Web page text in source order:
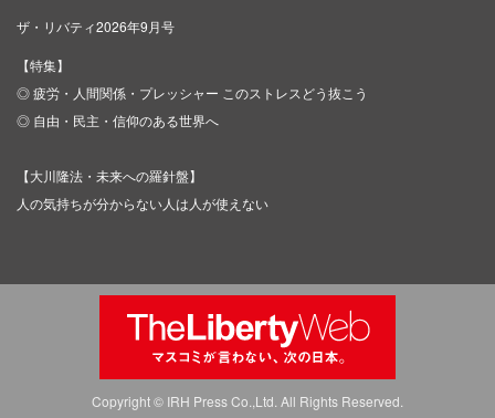
ザ・リバティ2026年9月号
【特集】
◎ 疲労・人間関係・プレッシャー このストレスどう抜こう
◎ 自由・民主・信仰のある世界へ
【大川隆法・未来への羅針盤】
人の気持ちが分からない人は人が使えない
Copyright © IRH Press Co.,Ltd. All Rights Reserved.